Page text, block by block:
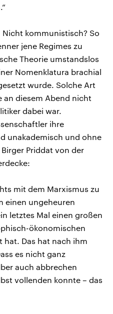
kommunistisch? So
jene Regimes zu
Theorie umstandslos
Nomenklatura brachial
wurde. Solche Art
an diesem Abend nicht
dabei war.
ihre
unakademisch und ohne
Priddat von der
mit dem Marxismus zu
einen ungeheuren
letztes Mal einen großen
ökonomischen
hat. Das hat nach ihm
es nicht ganz
auch abbrechen
vollenden konnte – das